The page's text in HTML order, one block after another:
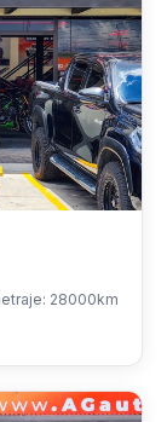
28000km